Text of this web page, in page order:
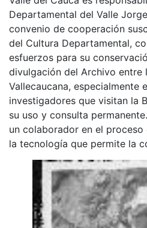
Departamental del Valle
convenio de cooperación
del Cultura Departamental,
esfuerzos para su
divulgación del Archivo entre
Vallecaucana, especialmente
investigadores que visitan la
su uso y consulta
un colaborador en el
la tecnología que permite la